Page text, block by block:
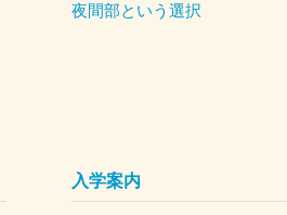
夜間部という選択
入学案内